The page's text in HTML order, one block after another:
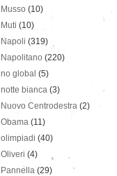
Musso (10)
Muti (10)
Napoli (319)
Napolitano (220)
no global (5)
notte bianca (3)
Nuovo Centrodestra (2)
Obama (11)
olimpiadi (40)
Oliveri (4)
Pannella (29)